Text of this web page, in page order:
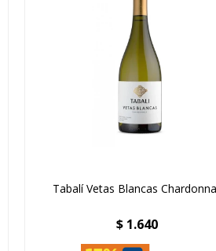
Tabalí Vetas Blancas
$ 1.640